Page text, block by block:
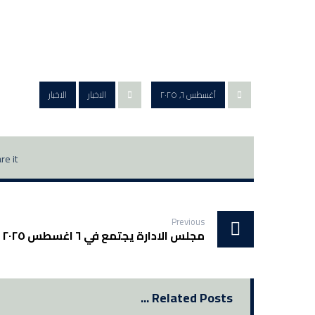
أغسطس ٦, ٢٠٢٥ الاخبار الاخبار
Previous
مجلس الادارة يجتمع في ٦ اغسطس ٢٠٢٥
Related Posts ...